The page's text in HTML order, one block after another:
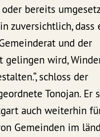
bereits
zuversichtlich, dass
und der
gelingen wird,
schloss der
Tonojan. Er
auch weiterhin
Gemeinden im